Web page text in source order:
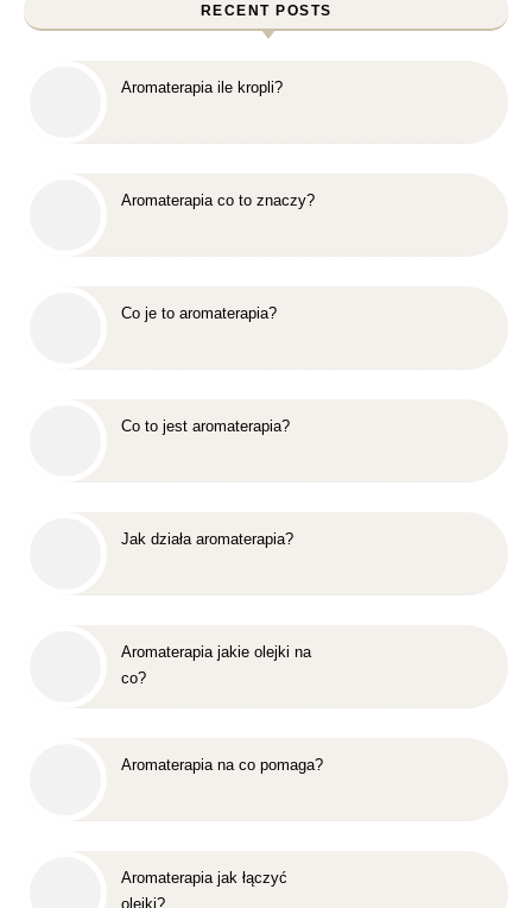
RECENT POSTS
Aromaterapia ile kropli?
Aromaterapia co to znaczy?
Co je to aromaterapia?
Co to jest aromaterapia?
Jak działa aromaterapia?
Aromaterapia jakie olejki na
co?
Aromaterapia na co pomaga?
Aromaterapia jak łączyć
olejki?